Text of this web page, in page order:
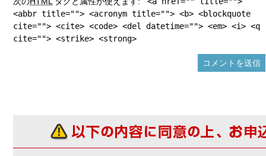
<abbr title=""> <acronym title=""> <b> <blockquote
cite=""> <cite> <code> <del datetime=""> <em> <i> <q
cite=""> <strike> <strong>